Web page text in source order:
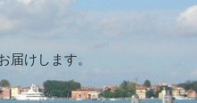
届けします。